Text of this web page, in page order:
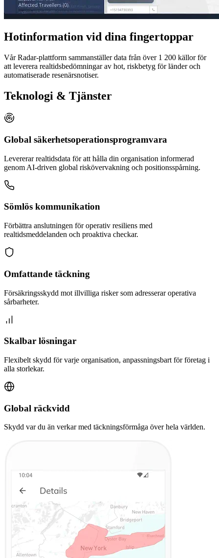
Hotinformation vid dina fingertoppar
Vår Radar-plattform sammanställer data från över 1 200 källor för
att leverera realtidsbedömningar av hot, riskbetyg för länder och
automatiserade resenärsnotiser.
Teknologi & Tjänster
Global säkerhetsoperationsprogramvara
Levererar realtidsdata för att hålla din organisation informerad
genom AI-driven global riskövervakning och positionsspårning.
Sömlös kommunikation
Förbättra anslutningen för operativ resiliens med
realtidsmeddelanden och proaktiva checkar.
Omfattande täckning
Försäkringsskydd mot illvilliga risker som adresserar operativa
sårbarheter.
Skalbar lösningar
Flexibelt skydd för varje organisation, anpassningsbart för företag i
alla storlekar.
Global räckvidd
Skydd var du än verkar med täckningsförmåga över hela världen.